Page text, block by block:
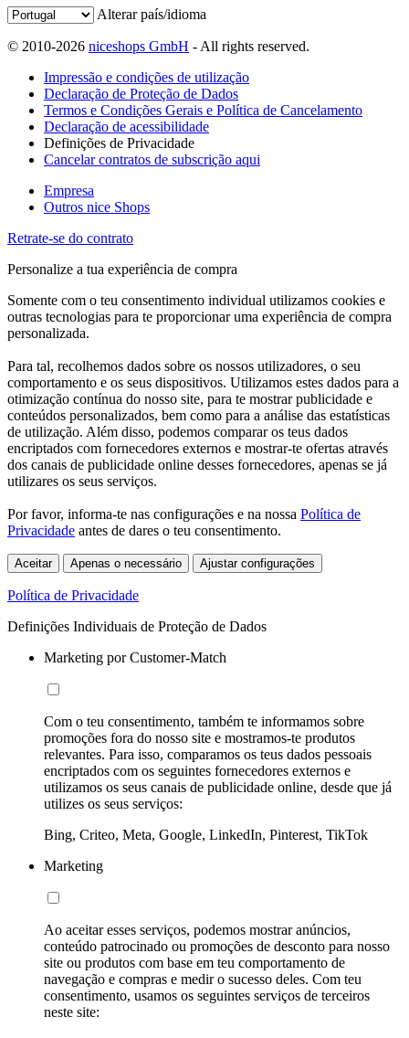
Alterar país/idioma
© 2010-2026 niceshops GmbH - All rights reserved.
Impressão e condições de utilização
Declaração de Proteção de Dados
Termos e Condições Gerais e Política de Cancelamento
Declaração de acessibilidade
Definições de Privacidade
Cancelar contratos de subscrição aqui
Empresa
Outros nice Shops
Retrate-se do contrato
Personalize a tua experiência de compra
Somente com o teu consentimento individual utilizamos cookies e
outras tecnologias para te proporcionar uma experiência de compra
personalizada.
Para tal, recolhemos dados sobre os nossos utilizadores, o seu
comportamento e os seus dispositivos. Utilizamos estes dados para a
otimização contínua do nosso site, para te mostrar publicidade e
conteúdos personalizados, bem como para a análise das estatísticas
de utilização. Além disso, podemos comparar os teus dados
encriptados com fornecedores externos e mostrar-te ofertas através
dos canais de publicidade online desses fornecedores, apenas se já
utilizares os seus serviços.
Por favor, informa-te nas configurações e na nossa Política de
Privacidade antes de dares o teu consentimento.
Aceitar Apenas o necessário Ajustar configurações
Política de Privacidade
Definições Individuais de Proteção de Dados
Marketing por Customer-Match
Com o teu consentimento, também te informamos sobre
promoções fora do nosso site e mostramos-te produtos
relevantes. Para isso, comparamos os teus dados pessoais
encriptados com os seguintes fornecedores externos e
utilizamos os seus canais de publicidade online, desde que já
utilizes os seus serviços:
Bing, Criteo, Meta, Google, LinkedIn, Pinterest, TikTok
Marketing
Ao aceitar esses serviços, podemos mostrar anúncios,
conteúdo patrocinado ou promoções de desconto para nosso
site ou produtos com base em teu comportamento de
navegação e compras e medir o sucesso deles. Com teu
consentimento, usamos os seguintes serviços de terceiros
neste site: